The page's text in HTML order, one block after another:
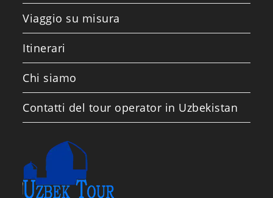
Viaggio su misura
Itinerari
Chi siamo
Contatti del tour operator in Uzbekistan